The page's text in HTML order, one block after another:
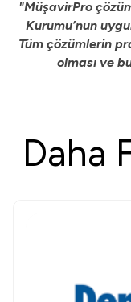
"MüşavirPro
Kurumu’nun
Tüm çözümlerin
olması ve
Daha